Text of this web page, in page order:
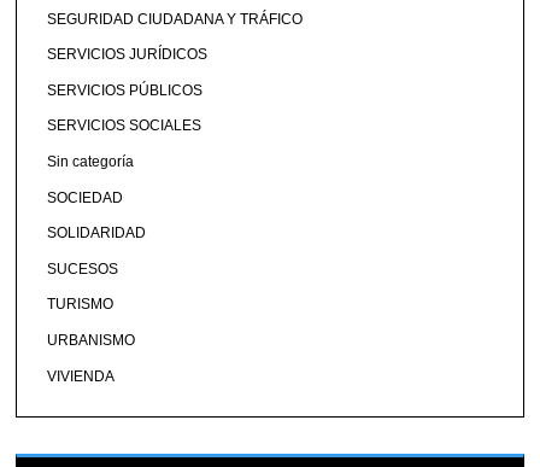
SEGURIDAD CIUDADANA Y TRÁFICO
SERVICIOS JURÍDICOS
SERVICIOS PÚBLICOS
SERVICIOS SOCIALES
Sin categoría
SOCIEDAD
SOLIDARIDAD
SUCESOS
TURISMO
URBANISMO
VIVIENDA